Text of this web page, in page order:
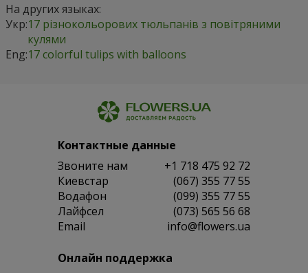
На других языках:
Укр:17 різнокольорових тюльпанів з повітряними
кулями
Eng:17 colorful tulips with balloons
Контактные данные
Звоните нам
+1 718 475 92 72
Киевстар
(067) 355 77 55
Водафон
(099) 355 77 55
Лайфсел
(073) 565 56 68
Email
info@flowers.ua
Онлайн поддержка